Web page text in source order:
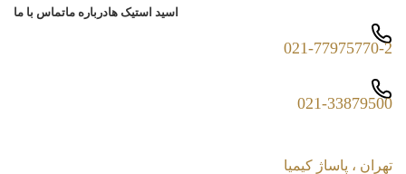
اسید استیک هادرباره ماتماس با ما
021-77975770-2
021-33879500
تهران ، پاساژ کیمیا